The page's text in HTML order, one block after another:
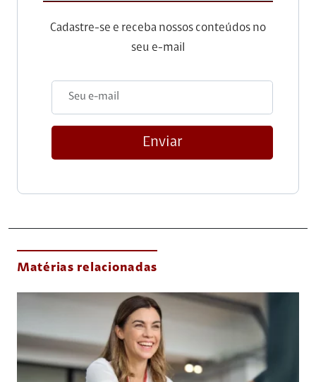
Cadastre-se e receba nossos conteúdos no
seu e-mail
Enviar
Matérias relacionadas